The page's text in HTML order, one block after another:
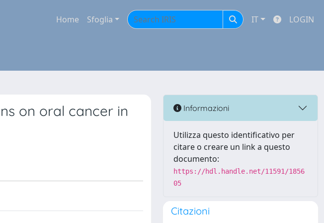
Home Sfoglia IT LOGIN
on oral cancer in
Informazioni
Utilizza questo identificativo per
citare o creare un link a questo
documento:
https://hdl.handle.net/11591/1856
05
Citazioni